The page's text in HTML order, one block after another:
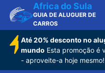
Africa do Sula
GUIA DE ALUGUER DE
CARROS
Até 20% desconto no
mundo Esta promoção é
- aproveite-a hoje mesmo!